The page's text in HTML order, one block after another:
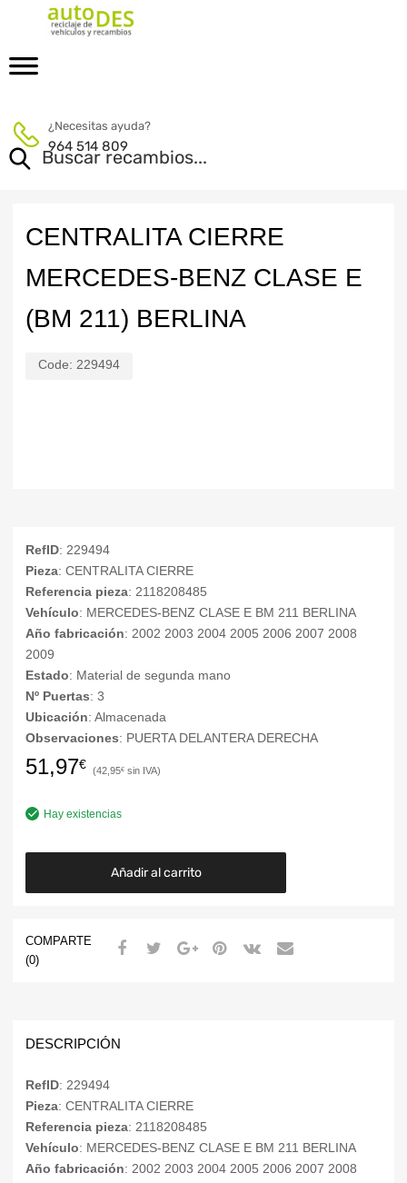
¿Necesitas ayuda?
964 514 809
CENTRALITA CIERRE
MERCEDES-BENZ CLASE E
(BM 211) BERLINA
Code: 229494
RefID: 229494
Pieza: CENTRALITA CIERRE
Referencia pieza: 2118208485
Vehículo: MERCEDES-BENZ CLASE E BM 211 BERLINA
Año fabricación: 2002 2003 2004 2005 2006 2007 2008
2009
Estado: Material de segunda mano
Nº Puertas: 3
Ubicación: Almacenada
Observaciones: PUERTA DELANTERA DERECHA
51,97€ 42,95€
Hay existencias
Añadir al carrito
COMPARTE
(0)
DESCRIPCIÓN
RefID: 229494
Pieza: CENTRALITA CIERRE
Referencia pieza: 2118208485
Vehículo: MERCEDES-BENZ CLASE E BM 211 BERLINA
Año fabricación: 2002 2003 2004 2005 2006 2007 2008